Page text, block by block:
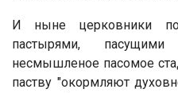
И ныне церковники
пастырями,
несмышленое пасомое
паству "окормляют